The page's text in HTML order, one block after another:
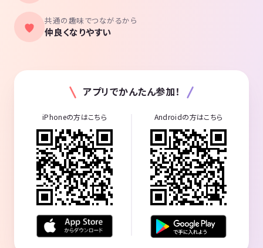
共通の趣味でつながるから
仲良くなりやすい
アプリでかんたん参加！
iPhoneの方はこちら Androidの方はこちら